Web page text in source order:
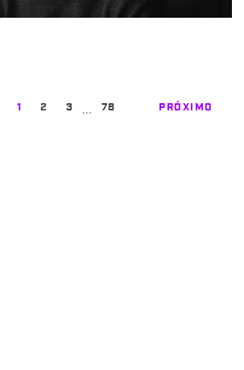
1 2 3 78 PRÓXIMO